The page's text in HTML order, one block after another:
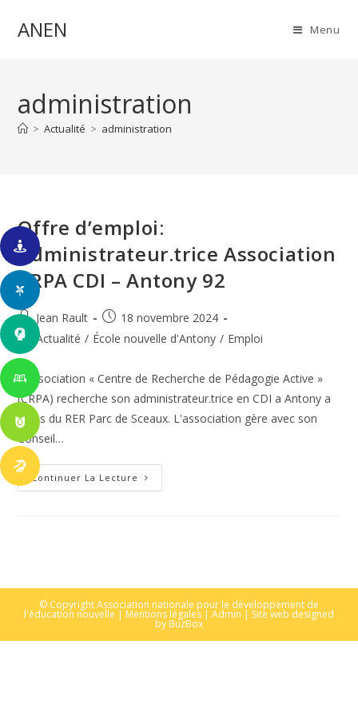
ANEN Menu
administration
> Actualité > administration
Offre d’emploi:
Administrateur.trice Association
CRPA CDI – Antony 92
Auteur/autrice
de
la
publication :
Jean Rault
Publication
publiée :
18 novembre 2024
Post
category:
Actualité / École nouvelle d'Antony / Emploi
L’Association « Centre de Recherche de Pédagogie Active »
(CRPA) recherche son administrateur.trice en CDI a Antony a
2 pas du RER Parc de Sceaux. L'association gère avec son
Conseil…
Continuer La Lecture Offre
D’emploi:
© Copyright Association nationale pour le développement de
l'éducation nouvelle | Mentions légales | Admin | Site web designed
by BuzBox